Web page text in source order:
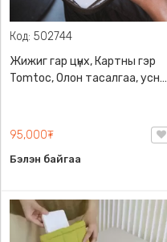
Код: 502744
Жижиг гар цүнх, Картны гэр
Tomtoc, Олон тасалгаа, усны
95,000₮
Бэлэн байгаа